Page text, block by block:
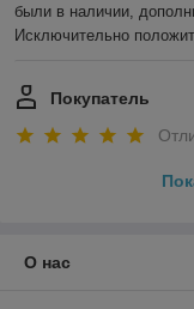
были в наличии,
Исключительно
Покупатель
О нас